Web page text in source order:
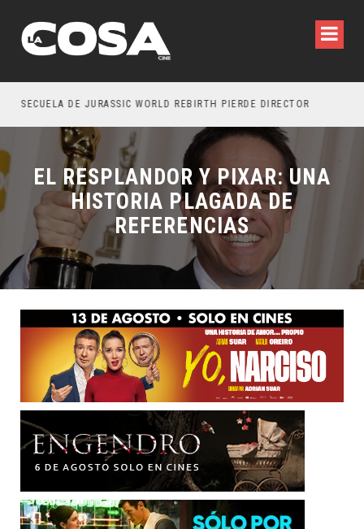
SECUELA DE JURASSIC WORLD REBIRTH PIERDE DIRECTOR
EL RESPLANDOR Y PIXAR: UNA
HISTORIA PLAGADA DE
REFERENCIAS